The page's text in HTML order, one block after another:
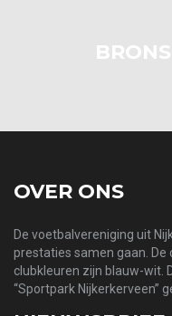
OVER ONS
De voetbalvereniging uit
prestaties samen gaan. De
clubkleuren zijn blauw-wit.
“Sportpark Nijkerkerveen”